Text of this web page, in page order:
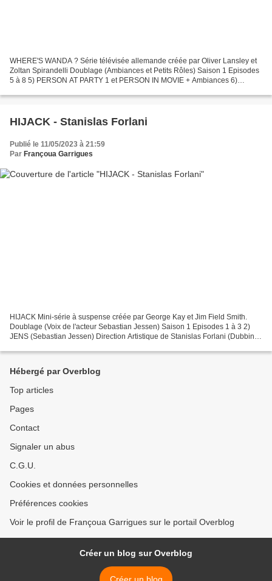
WHERE'S WANDA ? Série télévisée allemande créée par Oliver Lansley et
Zoltan Spirandelli Doublage (Ambiances et Petits Rôles) Saison 1 Episodes
5 à 8 5) PERSON AT PARTY 1 et PERSON IN MOVIE + Ambiances 6)
HIJACK - Stanislas Forlani
Publié le 11/05/2023 à 21:59
Par Françoua Garrigues
HIJACK Mini-série à suspense créée par George Kay et Jim Field Smith.
Doublage (Voix de l'acteur Sebastian Jessen) Saison 1 Episodes 1 à 3 2)
JENS (Sebastian Jessen) Direction Artistique de Stanislas Forlani (Dubbing
Hébergé par Overblog
Top articles
Pages
Contact
Signaler un abus
C.G.U.
Cookies et données personnelles
Préférences cookies
Voir le profil de Françoua Garrigues sur le portail Overblog
Créer un blog sur Overblog